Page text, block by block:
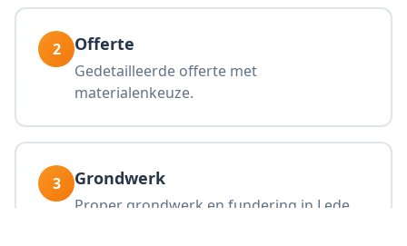
2 Offerte
Gedetailleerde offerte met
materialenkeuze.
3 Grondwerk
Proper grondwerk en fundering in Lede.